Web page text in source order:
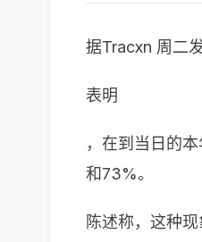
据Tracxn 周二
表明
，在到当日的
和73%。
陈述称，这种